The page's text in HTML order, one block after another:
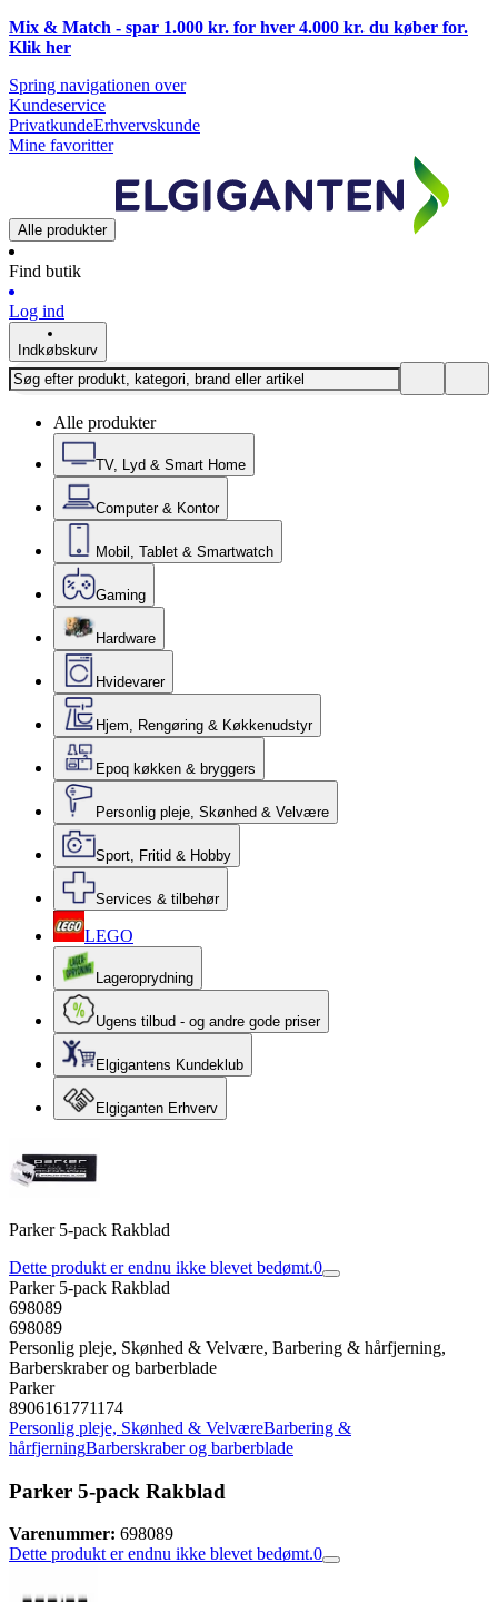
Mix & Match - spar 1.000 kr. for hver 4.000 kr. du køber for.
Klik her
Spring navigationen over
Kundeservice
PrivatkundeErhvervskunde
Mine favoritter
Alle produkter
Find butik
Log ind
Indkøbskurv
Alle produkter
TV, Lyd & Smart Home
Computer & Kontor
Mobil, Tablet & Smartwatch
Gaming
Hardware
Hvidevarer
Hjem, Rengøring & Køkkenudstyr
Epoq køkken & bryggers
Personlig pleje, Skønhed & Velvære
Sport, Fritid & Hobby
Services & tilbehør
LEGO
Lageroprydning
Ugens tilbud - og andre gode priser
Elgigantens Kundeklub
Elgiganten Erhverv
Parker 5-pack Rakblad
Dette produkt er endnu ikke blevet bedømt.0
Parker 5-pack Rakblad
698089
698089
Personlig pleje, Skønhed & Velvære, Barbering & hårfjerning,
Barberskraber og barberblade
Parker
8906161771174
Personlig pleje, Skønhed & VelværeBarbering &
hårfjerningBarberskraber og barberblade
Parker 5-pack Rakblad
Varenummer: 698089
Dette produkt er endnu ikke blevet bedømt.0